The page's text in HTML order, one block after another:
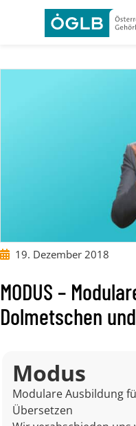
19. Dezember 2018
MODUS –
Dolmetschen
Modus
Modulare Ausbildung
Übersetzen